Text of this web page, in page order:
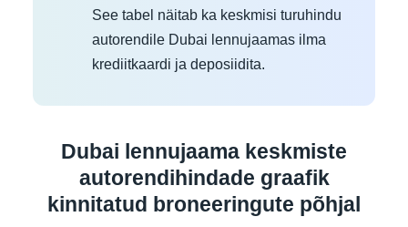
See tabel näitab ka keskmisi turuhindu
autorendile Dubai lennujaamas ilma
krediitkaardi ja deposiidita.
Dubai lennujaama keskmiste
autorendihindade graafik
kinnitatud broneeringute põhjal